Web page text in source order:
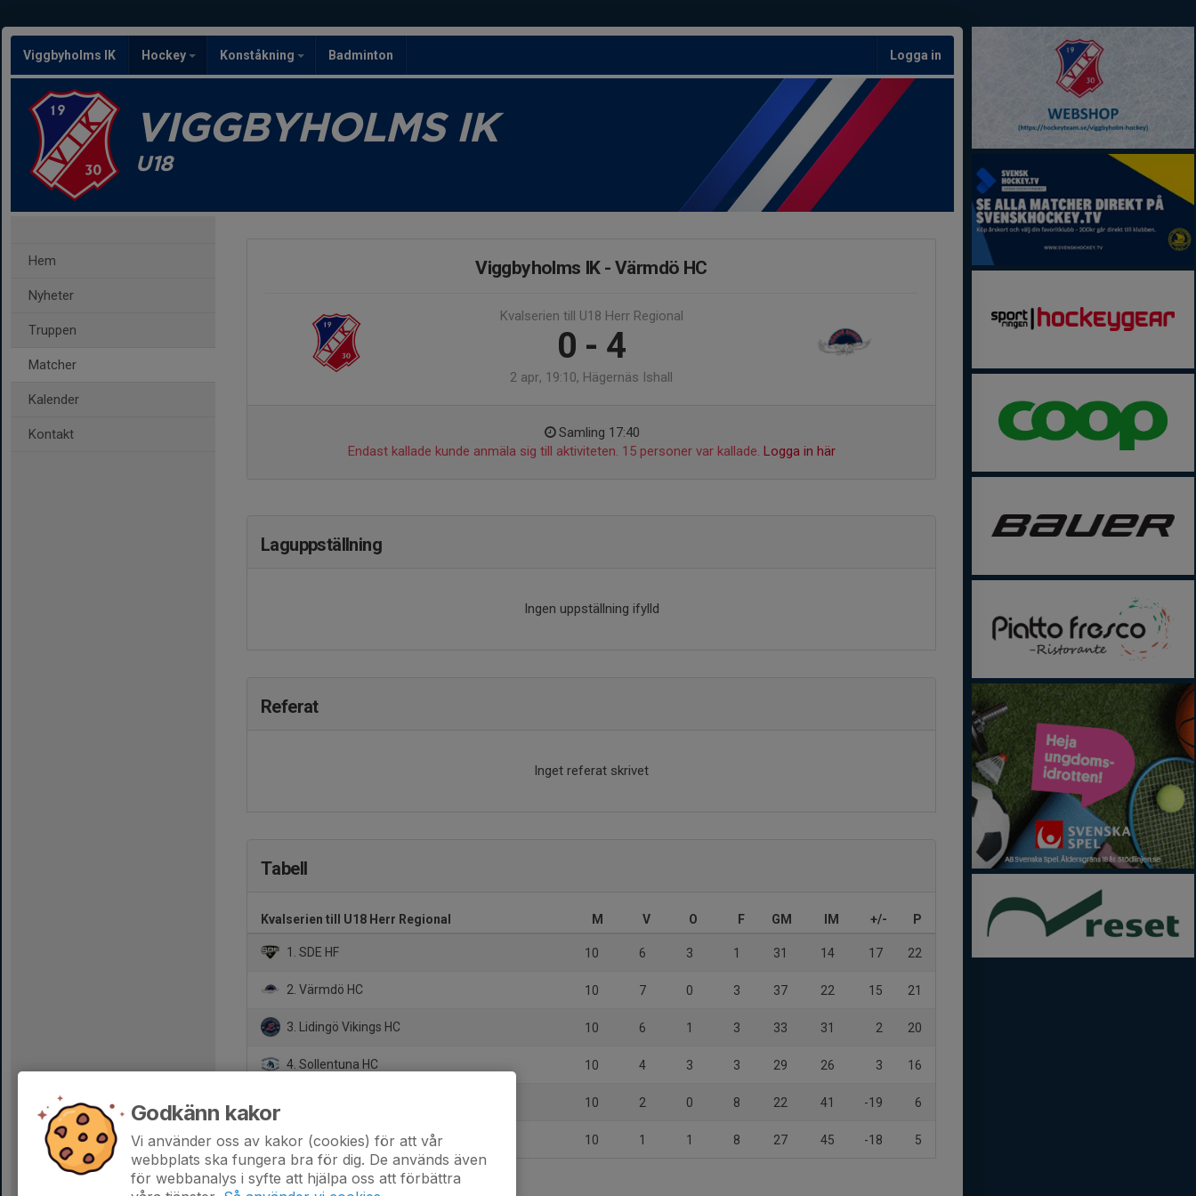
Viggbyholms IK Hockey Konståkning Badminton Logga in
VIGGBYHOLMS IK
U18
Hem
Nyheter
Truppen
Matcher
Kalender
Kontakt
Viggbyholms IK - Värmdö HC
Kvalserien till U18 Herr Regional
0 - 4
2 apr, 19:10, Hägernäs Ishall
Samling 17:40
Endast kallade kunde anmäla sig till aktiviteten. 15 personer var kallade. Logga in här
Laguppställning
Ingen uppställning ifylld
Referat
Inget referat skrivet
Tabell
Kvalserien till U18 Herr Regional M V O F GM IM +/- P
1. SDE HF 10 6 3 1 31 14 17 22
2. Värmdö HC 10 7 0 3 37 22 15 21
3. Lidingö Vikings HC 10 6 1 3 33 31 2 20
4. Sollentuna HC 10 4 3 3 29 26 3 16
10 2 0 8 22 41 -19 6
6. Boo HC 10 1 1 8 27 45 -18 5
Godkänn kakor
Vi använder oss av kakor (cookies) för att vår
webbplats ska fungera bra för dig. De används även
för webbanalys i syfte att hjälpa oss att förbättra